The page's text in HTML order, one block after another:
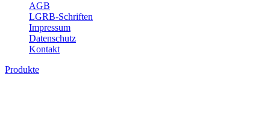
AGB
LGRB-Schriften
Impressum
Datenschutz
Kontakt
Produkte